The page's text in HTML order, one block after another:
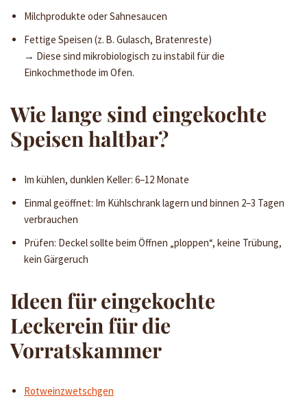
Milchprodukte oder Sahnesaucen
Fettige Speisen (z. B. Gulasch, Bratenreste)
→ Diese sind mikrobiologisch zu instabil für die
Einkochmethode im Ofen.
Wie lange sind eingekochte
Speisen haltbar?
Im kühlen, dunklen Keller: 6–12 Monate
Einmal geöffnet: Im Kühlschrank lagern und binnen 2–3 Tagen
verbrauchen
Prüfen: Deckel sollte beim Öffnen „ploppen“, keine Trübung,
kein Gärgeruch
Ideen für eingekochte
Leckerein für die
Vorratskammer
Rotweinzwetschgen